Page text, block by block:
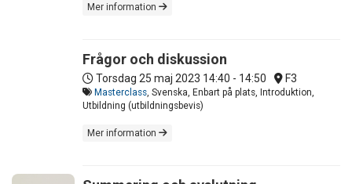
Mer information
Frågor och diskussion
Torsdag 25 maj 2023 14:40 - 14:50 F3
Masterclass, Svenska, Enbart på plats, Introduktion,
Utbildning (utbildningsbevis)
Mer information